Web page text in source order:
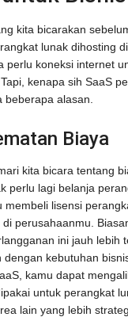
kita bicarakan
lunak dihosting di
perlu koneksi internet
kenapa sih SaaS
beberapa alasan.
Biaya
kita bicara tentang
perlu lagi belanja
membeli lisensi
perusahaanmu.
ini jauh lebih
dengan kebutuhan
kamu dapat
untuk perangkat
lain yang lebih